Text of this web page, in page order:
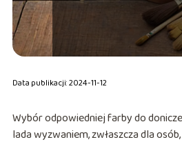
Data publikacji: 2024-11-12
Wybór odpowiedniej farby do
lada wyzwaniem, zwłaszcza dla